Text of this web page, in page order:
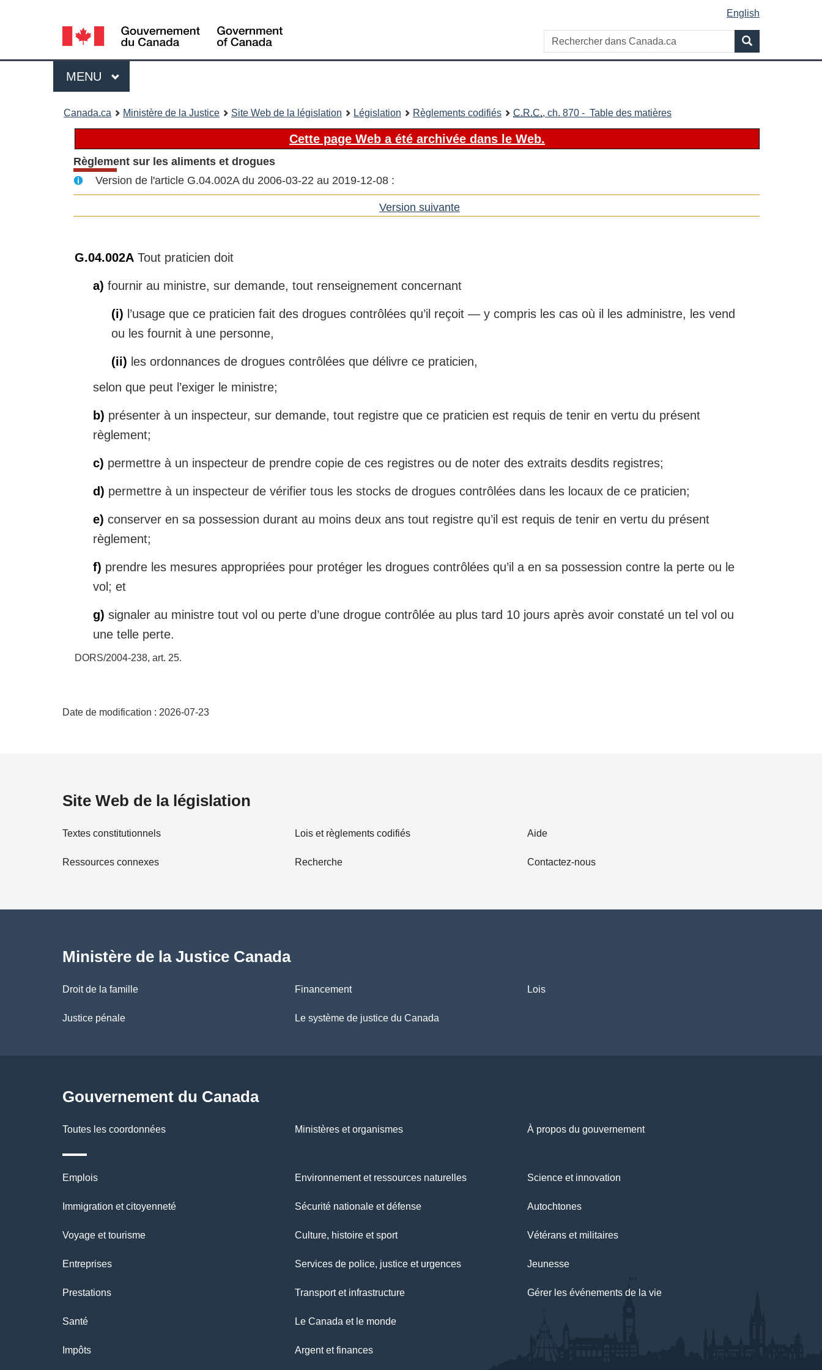
principal
À
site
version
Language
selection
English
Rechercher
dans
Menu
MENU PRINCIPAL
Canada.ca Ministère de la Justice Site Web de la législation Législation Règlements codifiés C.R.C., ch. 870 - Table des matières
Cette page Web a été archivée dans le Web.
Règlement sur les aliments et drogues
Version de l'article G.04.002A du 2006-03-22 au 2019-12-08 :
Version suivante
G.04.002A Tout praticien doit
a) fournir au ministre, sur demande, tout renseignement concernant
(i) l’usage que ce praticien fait des drogues contrôlées qu’il reçoit — y compris les cas où il les administre, les vend
ou les fournit à une personne,
(ii) les ordonnances de drogues contrôlées que délivre ce praticien,
selon que peut l’exiger le ministre;
b) présenter à un inspecteur, sur demande, tout registre que ce praticien est requis de tenir en vertu du présent
règlement;
c) permettre à un inspecteur de prendre copie de ces registres ou de noter des extraits desdits registres;
d) permettre à un inspecteur de vérifier tous les stocks de drogues contrôlées dans les locaux de ce praticien;
e) conserver en sa possession durant au moins deux ans tout registre qu’il est requis de tenir en vertu du présent
règlement;
f) prendre les mesures appropriées pour protéger les drogues contrôlées qu’il a en sa possession contre la perte ou le
vol; et
g) signaler au ministre tout vol ou perte d’une drogue contrôlée au plus tard 10 jours après avoir constaté un tel vol ou
une telle perte.
DORS/2004-238, art. 25
i
l
s
l
a
p
e
Date de modification : 2026-07-23
Site Web de la législation
Textes constitutionnels
Ressources connexes
Lois et règlements codifiés
Recherche
Aide
Contactez-nous
Ministère de la Justice Canada
Droit de la famille
Justice pénale
Financement
Le système de justice du Canada
Lois
Gouvernement du Canada
Toutes les coordonnées Ministères et organismes À propos du gouvernement
Thèmes
et
Emplois
Immigration et citoyenneté
Voyage et tourisme
Entreprises
Prestations
Santé
Impôts
Environnement et ressources naturelles
Sécurité nationale et défense
Culture, histoire et sport
Services de police, justice et urgences
Transport et infrastructure
Le Canada et le monde
Argent et finances
Science et innovation
Autochtones
Vétérans et militaires
Jeunesse
Gérer les événements de la vie